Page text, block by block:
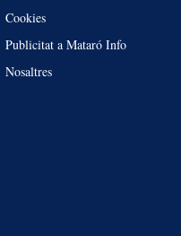
Cookies
Publicitat a Mataró Info
Nosaltres